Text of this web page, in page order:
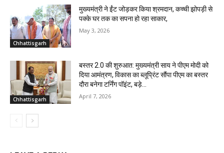
Chhattisgarh
मुख्यमंत्री ने ईंट जोड़कर किया श्रमदान, कच्ची झोपड़ी से
पक्के घर तक का सपना हो रहा साकार,
May 3, 2026
Chhattisgarh
बस्तर 2.0 की शुरुआत: मुख्यमंत्री साय ने पीएम मोदी को
दिया आमंत्रण, विकास का ब्लूप्रिंट सौंपा पीएम का बस्तर
दौरा बनेगा टर्निंग पॉइंट, बड़े...
April 7, 2026